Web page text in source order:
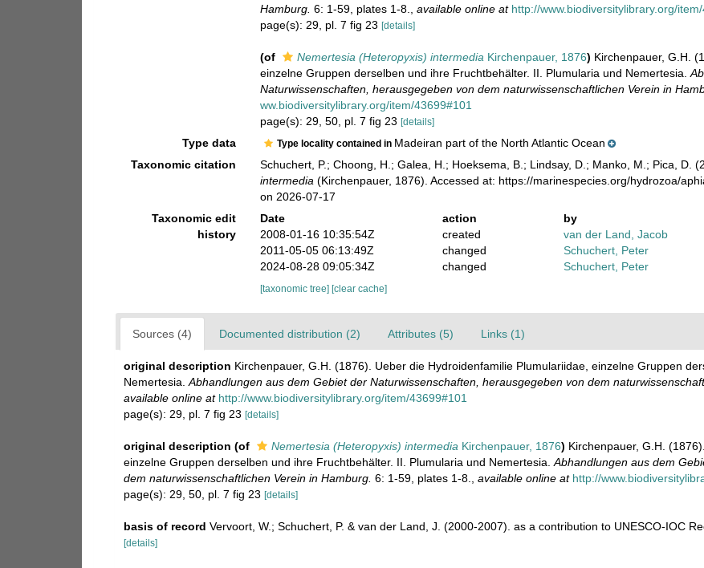
Hamburg. 6: 1-59, plates 1-8. ,available online at http://www.biodiversitylibrary.org/
page(s): 29, pl. 7 fig 23[details]
(of Nemertesia (Heteropyxis) intermedia Kirchenpauer, 1876) Kirchenpauer, G.H.
einzelne Gruppen derselben und ihre Fruchtbehälter. II. Plumularia und Nemertesia.
Naturwissenschaften, herausgegeben von dem naturwissenschaftlichen Verein in
ww.biodiversitylibrary.org/item/43699#101
page(s): 29, 50, pl. 7 fig 23[details]
Type data Type locality contained in Madeiran part of the North Atlantic Ocean
Taxonomic citation
Schuchert, P.; Choong, H.; Galea, H.; Hoeksema, B.; Lindsay, D.; Manko, M.; Pica, D.
intermedia (Kirchenpauer, 1876). Accessed at: https://marinespecies.org/hydrozoa/
on 2026-07-17
Taxonomic edit
history
Date action
by
2008-01-16 10:35:54Z
created
van der Land, Jacob
2011-05-05 06:13:49Z
changed
Schuchert, Peter
2024-08-28 09:05:34Z
changed Schuchert, Peter
[taxonomic tree] [clear cache]
Sources (4) Documented distribution (2) Attributes (5) Links (1)
original description Kirchenpauer, G.H. (1876). Ueber die Hydroidenfamilie Plumulariidae, einzelne Gruppen
Nemertesia. Abhandlungen aus dem Gebiet der Naturwissenschaften, herausgegeben von dem
available online at http://www.biodiversitylibrary.org/item/43699#101
page(s): 29, pl. 7 fig 23 [details]
original description (of Nemertesia (Heteropyxis) intermedia Kirchenpauer, 1876) Kirchenpauer, G.H.
einzelne Gruppen derselben und ihre Fruchtbehälter. II. Plumularia und Nemertesia. Abhandlungen aus dem
dem naturwissenschaftlichen Verein in Hamburg. 6: 1-59, plates 1-8. available online at http://
page(s): 29, 50, pl. 7 fig 23 [details]
basis of record Vervoort, W.; Schuchert, P. & van der Land, J. (2000-2007). as a contribution to UNESCO-IOC
[details]